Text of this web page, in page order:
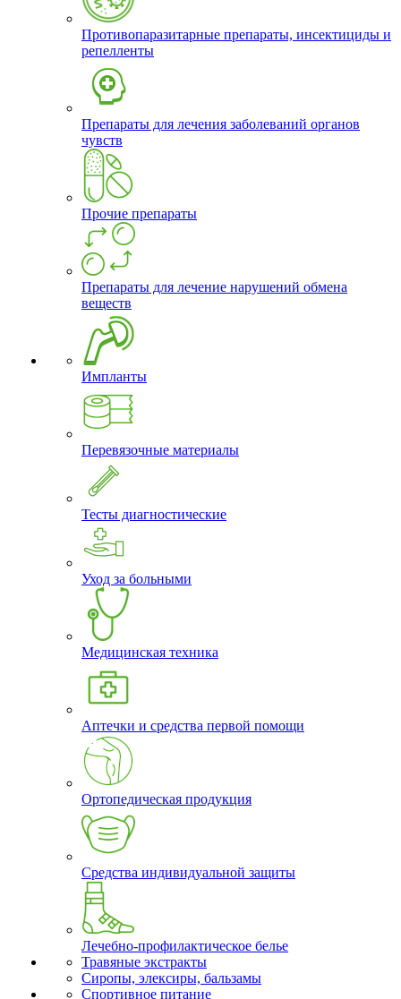
Противопаразитарные препараты, инсектициды и
репелленты
Препараты для лечения заболеваний органов
чувств
Прочие препараты
Препараты для лечение нарушений обмена
веществ
Импланты
Перевязочные материалы
Тесты диагностические
Уход за больными
Медицинская техника
Аптечки и средства первой помощи
Ортопедическая продукция
Средства индивидуальной защиты
Лечебно-профилактическое белье
Травяные экстракты
Сиропы, элексиры, бальзамы
Спортивное питание